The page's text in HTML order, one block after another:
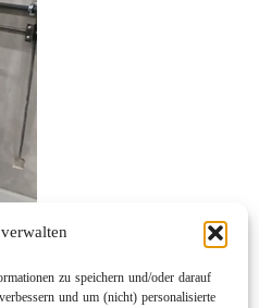
zu speichern und/oder darauf
und um (nicht) personalisierte